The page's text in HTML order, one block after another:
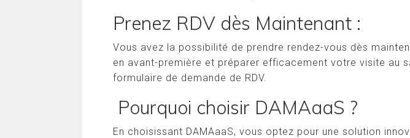
Prenez RDV dès Maintenant :
Vous avez la possibilité de prendre rendez-vous dès
en avant-première et préparer efficacement votre visite au
formulaire de demande de RDV.
Pourquoi choisir DAMAaaS ?
En choisissant DAMAaaS, vous optez pour une solution